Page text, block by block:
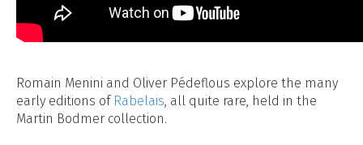
Romain Menini and Oliver Pédeflous explore the many
early editions of Rabelais, all quite rare, held in the
Martin Bodmer collection.